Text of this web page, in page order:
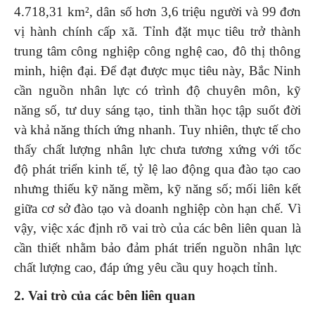
4.718,31 km², dân số hơn 3,6 triệu người và 99 đơn
vị hành chính cấp xã. Tỉnh đặt mục tiêu trở thành
trung tâm công nghiệp công nghệ cao, đô thị thông
minh, hiện đại. Để đạt được mục tiêu này, Bắc Ninh
cần nguồn nhân lực có trình độ chuyên môn, kỹ
năng số, tư duy sáng tạo, tinh thần học tập suốt đời
và khả năng thích ứng nhanh. Tuy nhiên, thực tế cho
thấy chất lượng nhân lực chưa tương xứng với tốc
độ phát triển kinh tế, tỷ lệ lao động qua đào tạo cao
nhưng thiếu kỹ năng mềm, kỹ năng số; mối liên kết
giữa cơ sở đào tạo và doanh nghiệp còn hạn chế. Vì
vậy, việc xác định rõ vai trò của các bên liên quan là
cần thiết nhằm bảo đảm phát triển nguồn nhân lực
chất lượng cao, đáp ứng yêu cầu quy hoạch tỉnh.
2. Vai trò của các bên liên quan